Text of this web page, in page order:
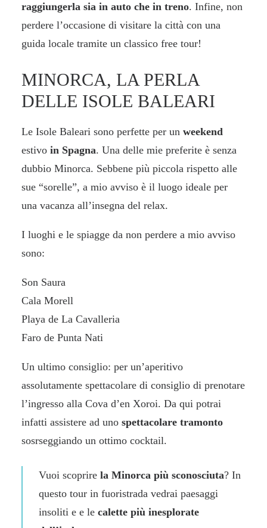
raggiungerla sia in auto che in treno. Infine, non
perdere l’occasione di visitare la città con una
guida locale tramite un classico free tour!
MINORCA, LA PERLA
DELLE ISOLE BALEARI
Le Isole Baleari sono perfette per un weekend
estivo in Spagna. Una delle mie preferite è senza
dubbio Minorca. Sebbene più piccola rispetto alle
sue “sorelle”, a mio avviso è il luogo ideale per
una vacanza all’insegna del relax.
I luoghi e le spiagge da non perdere a mio avviso
sono:
Son Saura
Cala Morell
Playa de La Cavalleria
Faro de Punta Nati
Un ultimo consiglio: per un’aperitivo
assolutamente spettacolare di consiglio di prenotare
l’ingresso alla Cova d’en Xoroi. Da qui potrai
infatti assistere ad uno spettacolare tramonto
sosrseggiando un ottimo cocktail.
Vuoi scoprire la Minorca più sconosciuta? In
questo tour in fuoristrada vedrai paesaggi
insoliti e e le calette più inesplorate